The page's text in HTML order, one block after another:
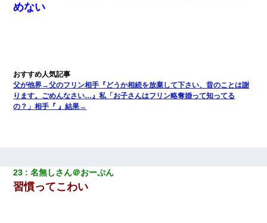
めない
父が他界→父のフリン相手『どうか相続を放棄して下さい、昔のことは謝
ります。ごめんなさい…』私「お子さんはフリン略奪婚って知ってる
の？」相手『 』結果→
23 名無しさん＠おーぷん
習慣ってこわい